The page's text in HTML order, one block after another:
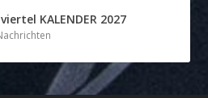
KALENDER 2027